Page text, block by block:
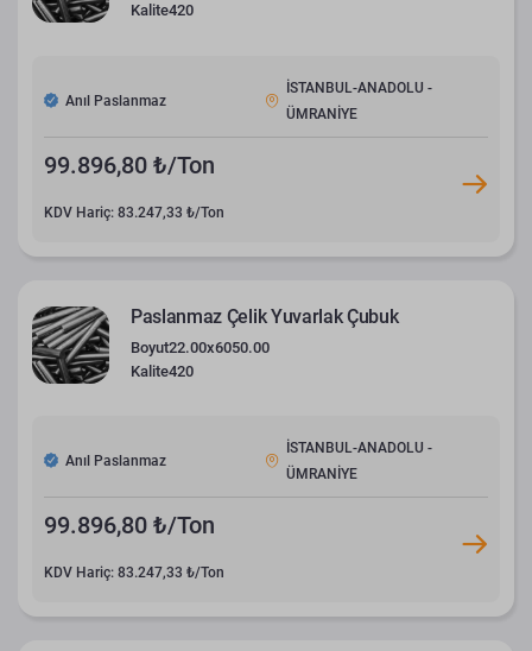
Kalite420
Anıl Paslanmaz
İSTANBUL-ANADOLU -
ÜMRANİYE
99.896,80 ₺/Ton
KDV Hariç: 83.247,33 ₺/Ton
Paslanmaz Çelik Yuvarlak Çubuk
Boyut22.00x6050.00
Kalite420
Anıl Paslanmaz
İSTANBUL-ANADOLU -
ÜMRANİYE
99.896,80 ₺/Ton
KDV Hariç: 83.247,33 ₺/Ton